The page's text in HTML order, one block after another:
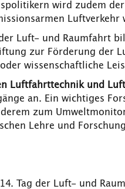
wird zudem
Luftverkehr
der Luft- und Raumfahrt
zur Förderung der
wissenschaftliche
Luftfahrttechnik und
an. Ein wichtiges
zum
Lehre und
Tag der Luft- und